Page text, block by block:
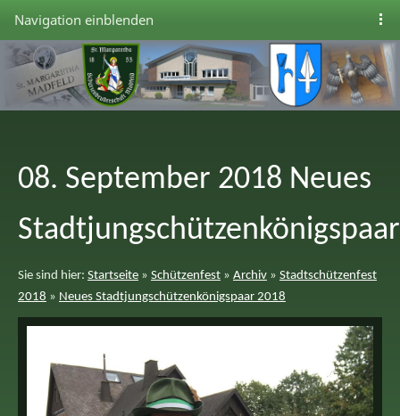
Navigation einblenden
08. September 2018 Neues
Stadtjungschützenkönigspaar
Sie sind hier: Startseite » Schützenfest » Archiv » Stadtschützenfest
2018 » Neues Stadtjungschützenkönigspaar 2018